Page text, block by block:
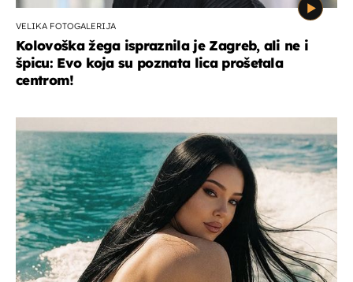
VELIKA FOTOGALERIJA
Kolovoška žega ispraznila je Zagreb, ali ne i
špicu: Evo koja su poznata lica prošetala
centrom!